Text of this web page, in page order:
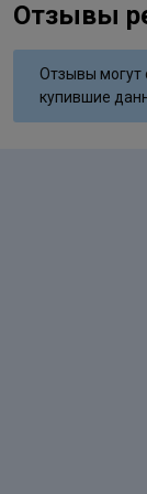
Состав
Hydroxide,
Sulfate,
Chloro-4-
Отзывы
Отзывы могут
купившие